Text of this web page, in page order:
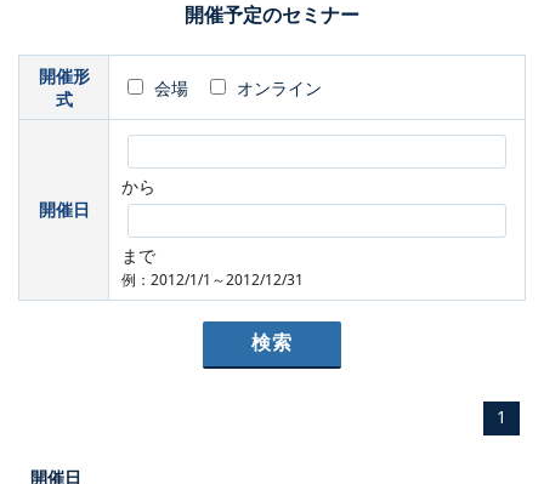
開催予定のセミナー
開催形
式
会場 オンライン
開催日
から
まで
例：2012/1/1～2012/12/31
1